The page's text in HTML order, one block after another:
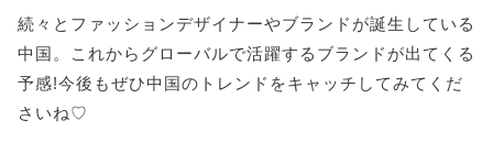
続々とファッションデザイナーやブランドが誕生している
中国。これからグローバルで活躍するブランドが出てくる
予感!今後もぜひ中国のトレンドをキャッチしてみてくだ
さいね♡